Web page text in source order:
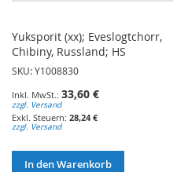
Yuksporit (xx); Eveslogtchorr,
Chibiny, Russland; HS
SKU: Y1008830
33,60 €
zzgl. Versand
28,24 €
zzgl. Versand
In den Warenkorb